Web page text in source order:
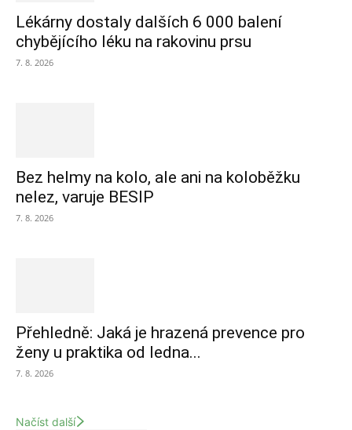
Lékárny dostaly dalších 6 000 balení
chybějícího léku na rakovinu prsu
7. 8. 2026
Bez helmy na kolo, ale ani na koloběžku
nelez, varuje BESIP
7. 8. 2026
Přehledně: Jaká je hrazená prevence pro
ženy u praktika od ledna...
7. 8. 2026
Načíst další